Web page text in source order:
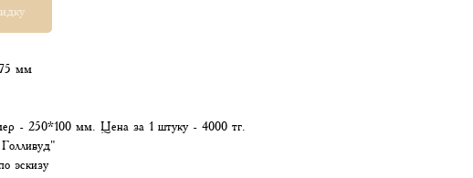
мм
- 250*100 мм. Цена за 1 штуку - 4000 тг.
эскизу